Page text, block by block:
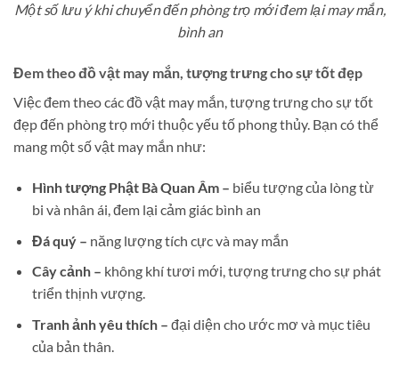
Một số lưu ý khi chuyển đến phòng trọ mới đem lại may mắn,
bình an
Đem theo đồ vật may mắn, tượng trưng cho sự tốt đẹp
Việc đem theo các đồ vật may mắn, tượng trưng cho sự tốt
đẹp đến phòng trọ mới thuộc yếu tố phong thủy. Bạn có thể
mang một số vật may mắn như:
Hình tượng Phật Bà Quan Âm – biểu tượng của lòng từ
bi và nhân ái, đem lại cảm giác bình an
Đá quý – năng lượng tích cực và may mắn
Cây cảnh – không khí tươi mới, tượng trưng cho sự phát
triển thịnh vượng.
Tranh ảnh yêu thích – đại diện cho ước mơ và mục tiêu
của bản thân.